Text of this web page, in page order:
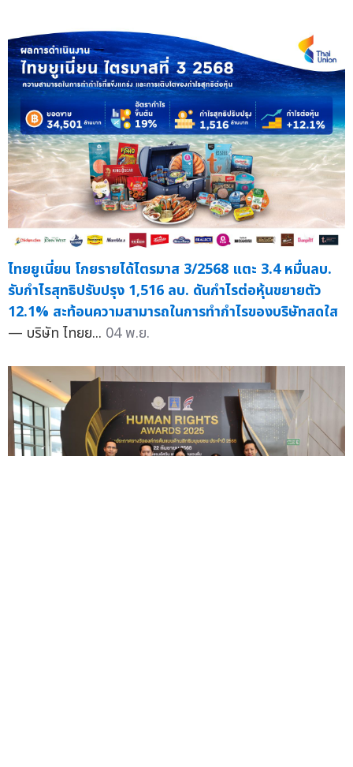
ไทยยูเนี่ยน โกยรายได้ไตรมาส 3/2568 แตะ 3.4 หมื่นลบ.
รับกำไรสุทธิปรับปรุง 1,516 ลบ. ดันกำไรต่อหุ้นขยายตัว
12.1% สะท้อนความสามารถในการทำกำไรของบริษัทสดใส
— บริษัท ไทยย... 04 พ.ย.